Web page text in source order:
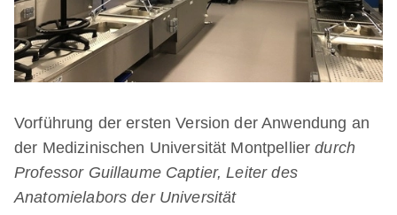
Vorführung der ersten Version der Anwendung an
der Medizinischen Universität Montpellier durch
Professor Guillaume Captier, Leiter des
Anatomielabors der Universität